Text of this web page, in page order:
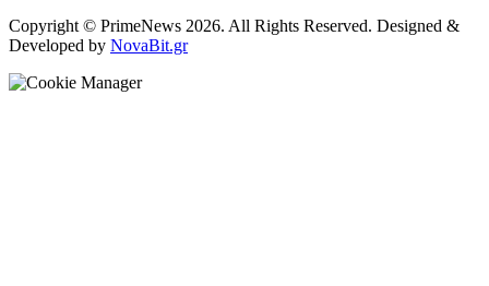
Copyright © PrimeNews 2026. All Rights Reserved. Designed &
Developed by NovaBit.gr